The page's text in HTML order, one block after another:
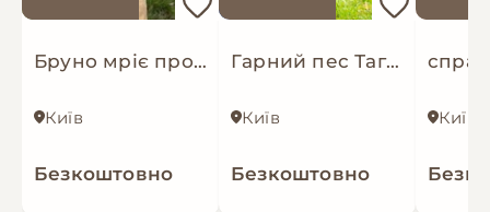
Бруно мріє про родину!
Київ
Безкоштовно
Гарний пес Тагір з нелегкою долею…
Київ
Безкоштовно
Київ